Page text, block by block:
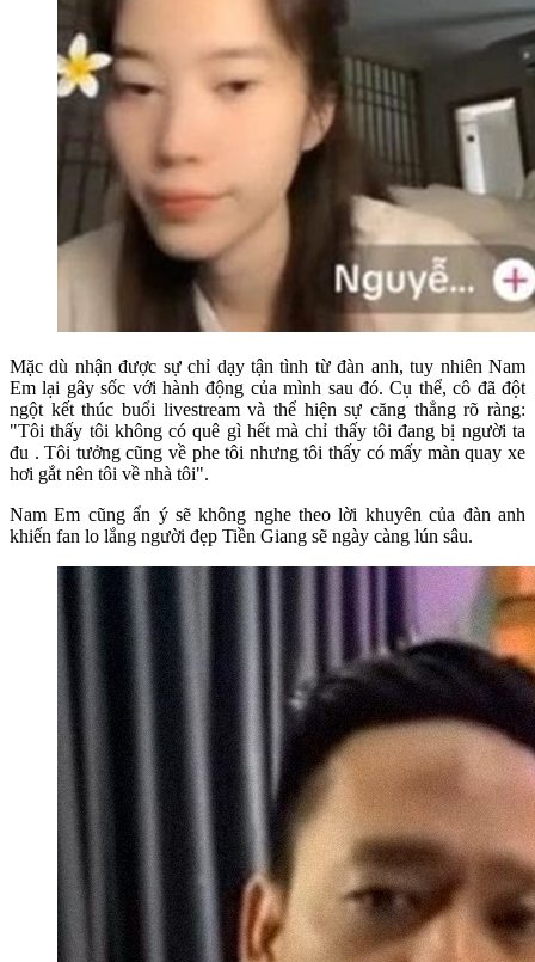
Mặc dù nhận được sự chỉ dạy tận tình từ đàn anh, tuy nhiên Nam
Em lại gây sốc với hành động của mình sau đó. Cụ thể, cô đã đột
ngột kết thúc buổi livestream và thể hiện sự căng thẳng rõ ràng:
"Tôi thấy tôi không có quê gì hết mà chỉ thấy tôi đang bị người ta
đu . Tôi tưởng cũng về phe tôi nhưng tôi thấy có mấy màn quay xe
hơi gắt nên tôi về nhà tôi".
Nam Em cũng ẩn ý sẽ không nghe theo lời khuyên của đàn anh
khiến fan lo lắng người đẹp Tiền Giang sẽ ngày càng lún sâu.